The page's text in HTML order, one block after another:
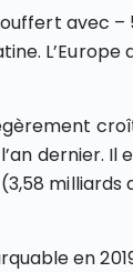
avec –
L’Europe
dernier.
milliards
en